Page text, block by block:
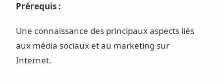
Prérequis :
Une connaissance des principaux aspects liés
aux média sociaux et au marketing sur
Internet.